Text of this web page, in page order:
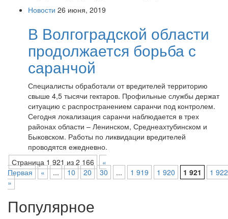
Новости 26 июня, 2019
В Волгоградской области
продолжается борьба с
саранчой
Специалисты обработали от вредителей территорию
свыше 4,5 тысячи гектаров. Профильные службы держат
ситуацию с распространением саранчи под контролем.
Сегодня локализация саранчи наблюдается в трех
районах области – Ленинском, Среднеахтубинском и
Быковском. Работы по ликвидации вредителей
проводятся ежедневно.
Страница 1 921 из 2 166
«
Первая
« ... 10 20 30 ... 1 919 1 920 1 921
1 922
»
Популярное